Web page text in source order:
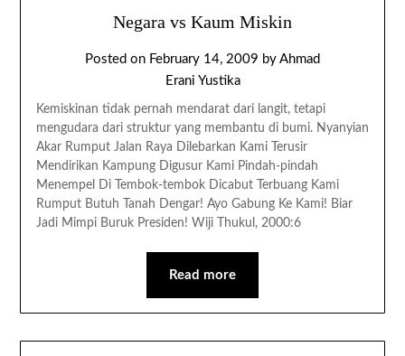
Negara vs Kaum Miskin
Posted on February 14, 2009 by Ahmad
Erani Yustika
Kemiskinan tidak pernah mendarat dari langit, tetapi
mengudara dari struktur yang membantu di bumi. Nyanyian
Akar Rumput Jalan Raya Dilebarkan Kami Terusir
Mendirikan Kampung Digusur Kami Pindah-pindah
Menempel Di Tembok-tembok Dicabut Terbuang Kami
Rumput Butuh Tanah Dengar! Ayo Gabung Ke Kami! Biar
Jadi Mimpi Buruk Presiden! Wiji Thukul, 2000:6
Read more